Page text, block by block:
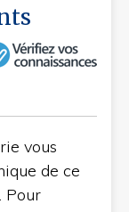
vous
de ce
Pour